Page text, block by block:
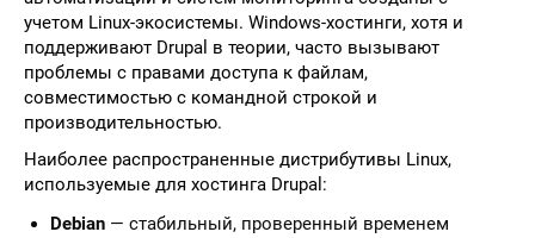
учетом Linux-экосистемы. Windows-хостинги, хотя и
поддерживают Drupal в теории, часто вызывают
проблемы с правами доступа к файлам,
совместимостью с командной строкой и
производительностью.
Наиболее распространенные дистрибутивы Linux,
используемые для хостинга Drupal:
Debian — стабильный, проверенный временем